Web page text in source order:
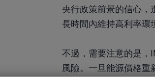
央行政策前景的信心，
長時間內維持高利率環
不過，需要注意的是，
風險。一旦能源價格重